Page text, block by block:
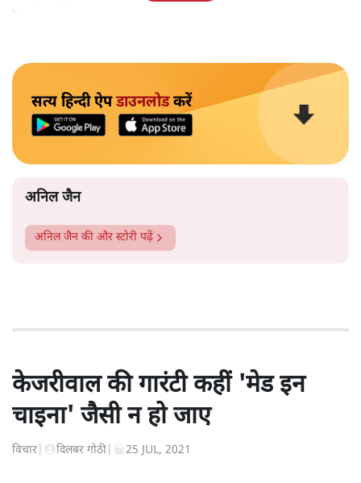
खाली हुई है।
सत्य हिन्दी ऐपडाउनलोडकरें
अनिल जैन
अनिल जैन की और स्टोरी पढ़ें
केजरीवाल की गारंटी कहीं 'मेड इन
चाइना' जैसी न हो जाए
विचार दिलबर गोठी 25 JUL, 2021